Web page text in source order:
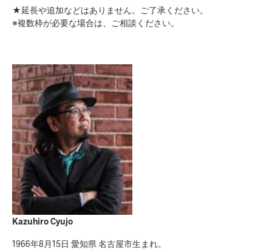
★延長や追加などはありません。ご了承ください。
※複数枠が必要な場合は、ご相談ください。
Kazuhiro Cyujo
1966年8月15日 愛知県 名古屋市生まれ。